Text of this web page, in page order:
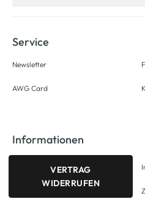
Service
Newsletter
AWG Card
Informationen
VERTRAG
WIDERRUFEN